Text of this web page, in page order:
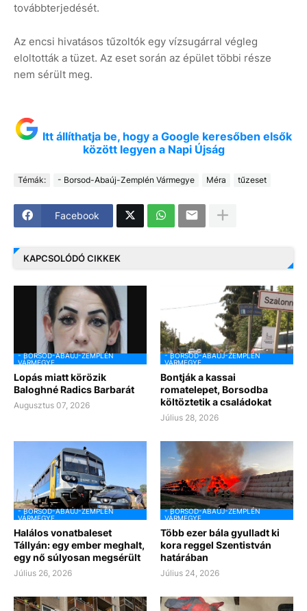
továbbterjedését.
Az encsi hivatásos tűzoltók egy vízsugárral végleg
eloltották a tüzet. Az eset során az épület többi része
nem sérült meg.
Itt állíthatja be, hogy a Google keresőben elsők
között legyen a Napi Újság
Témák: - Borsod-Abaúj-Zemplén Vármegye Méra tűzeset
Facebook
KAPCSOLÓDÓ CIKKEK
- BORSOD-ABAÚJ-ZEMPLÉN
VÁRMEGYE
Lopás miatt körözik
Baloghné Radics Barbarát
Augusztus 07, 2026
- BORSOD-ABAÚJ-ZEMPLÉN
VÁRMEGYE
Bontják a kassai
romatelepet, Borsodba
költöztetik a családokat
Július 28, 2026
- BORSOD-ABAÚJ-ZEMPLÉN
VÁRMEGYE
Halálos vonatbaleset
Tállyán: egy ember meghalt,
egy nő súlyosan megsérült
Július 26, 2026
- BORSOD-ABAÚJ-ZEMPLÉN
VÁRMEGYE
Több ezer bála gyulladt ki
kora reggel Szentistván
határában
Július 24, 2026